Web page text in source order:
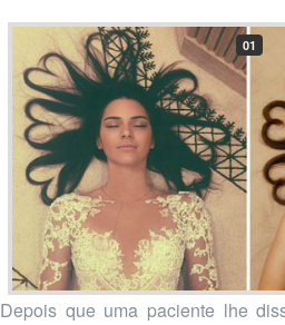
01
Depois que uma paciente lhe